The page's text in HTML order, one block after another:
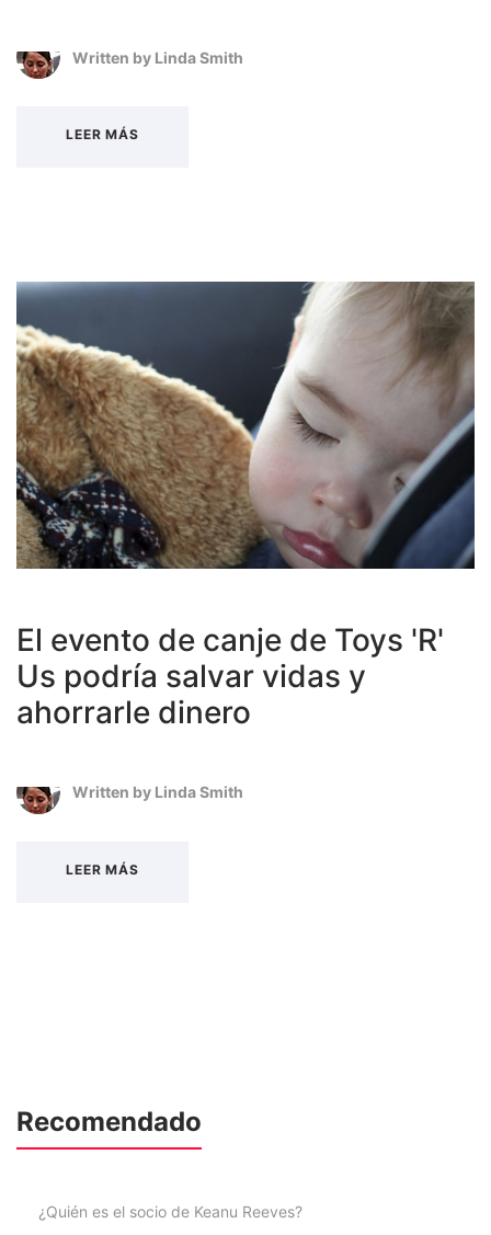
Written by Linda Smith
LEER MÁS
El evento de canje de Toys 'R'
Us podría salvar vidas y
ahorrarle dinero
Written by Linda Smith
LEER MÁS
Recomendado
¿Quién es el socio de Keanu Reeves?